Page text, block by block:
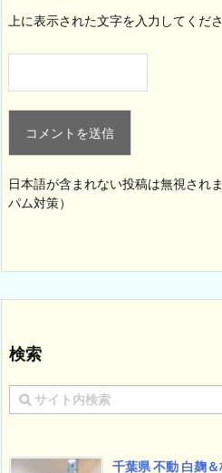
上に表示された文字を入力してくださ
日本語が含まれない投稿は無視され
パム対策）
検索
千葉県 不動 白麹